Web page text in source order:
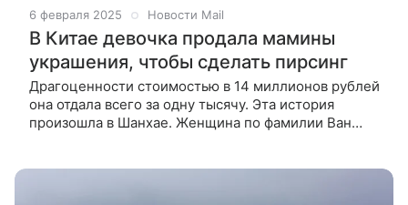
6 февраля 2025 Новости Mail
В Китае девочка продала мамины
украшения, чтобы сделать пирсинг
Драгоценности стоимостью в 14 миллионов рублей
она отдала всего за одну тысячу. Эта история
произошла в Шанхае. Женщина по фамилии Ван